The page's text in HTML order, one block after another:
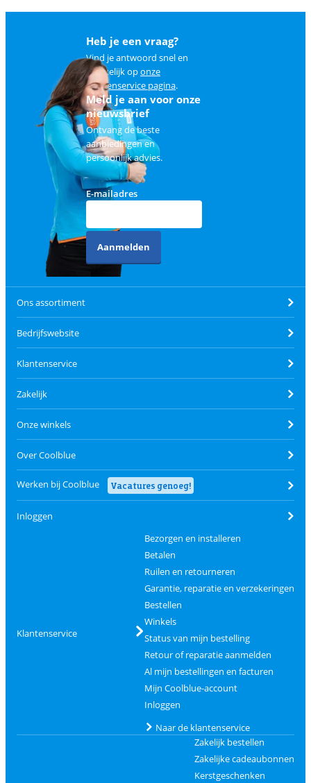
Heb je een vraag?
Vind je antwoord snel en
makkelijk oponze
klantenservice pagina.
Meld je aan voor onze
nieuwsbrief
Ontvang de beste
aanbiedingen en
persoonlijk advies.
E-mailadres
Aanmelden
Ons assortiment
Bedrijfswebsite
Klantenservice
Zakelijk
Onze winkels
Over Coolblue
Werken bij Coolblue Vacatures genoeg!
Inloggen
Klantenservice
Bezorgen en installeren
Betalen
Ruilen en retourneren
Garantie, reparatie en verzekeringen
Bestellen
Winkels
Status van mijn bestelling
Retour of reparatie aanmelden
Al mijn bestellingen en facturen
Mijn Coolblue-account
Inloggen
Naar de klantenservice
Zakelijk bestellen
Zakelijke cadeaubonnen
Kerstgeschenken